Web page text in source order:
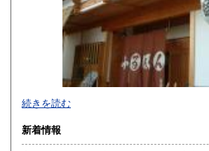
続きを読む
新着情報